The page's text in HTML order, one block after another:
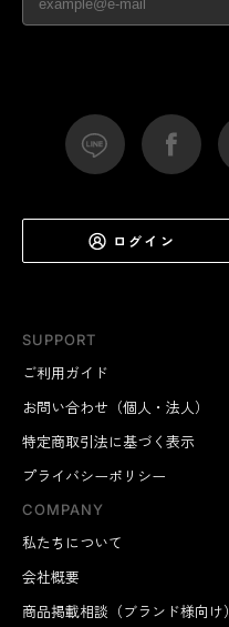
SUPPORT
ご利用ガイド
お問い合わせ（個人・法人）
特定商取引法に基づく表示
プライバシーポリシー
COMPANY
私たちについて
会社概要
商品掲載相談（ブランド様向け）
ログイン